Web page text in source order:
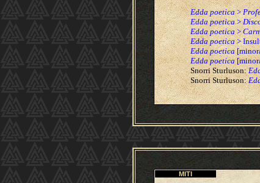
Edda poetica>
Edda poetica>
Edda poetica>
Edda poetica>
Edda poetica
Edda poetica
Snorri Sturluson:
Snorri Sturluson:
MITI